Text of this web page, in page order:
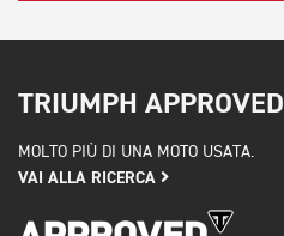
TRIUMPH APPROVED
MOLTO PIÙ DI UNA MOTO USATA.
VAI ALLA RICERCA